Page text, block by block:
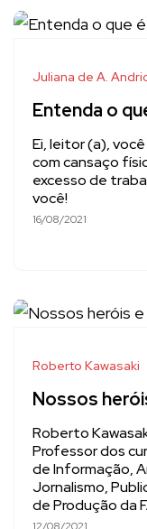
Juliana de A.
Entenda o
Ei, leitor (a),
com cansaço
excesso de
você!
16/08/2021
Roberto Kawasaki
Nossos
Roberto
Professor dos
de Informação,
Jornalismo,
de Produção da